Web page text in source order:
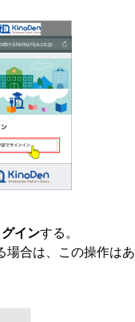
インする。
合は、この操作はあ